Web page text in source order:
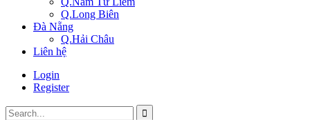
Q.Long Biên
Đà Nẵng
Q.Hải Châu
Liên hệ
Login
Register